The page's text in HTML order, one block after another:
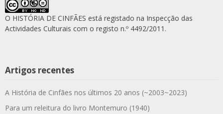
O HISTÓRIA DE CINFÃES está registado na Inspecção das
Actividades Culturais com o registo n.º 4492/2011.
Artigos recentes
A História de Cinfães nos últimos 20 anos (~2003~2023)
Para um releitura do livro Montemuro (1940)